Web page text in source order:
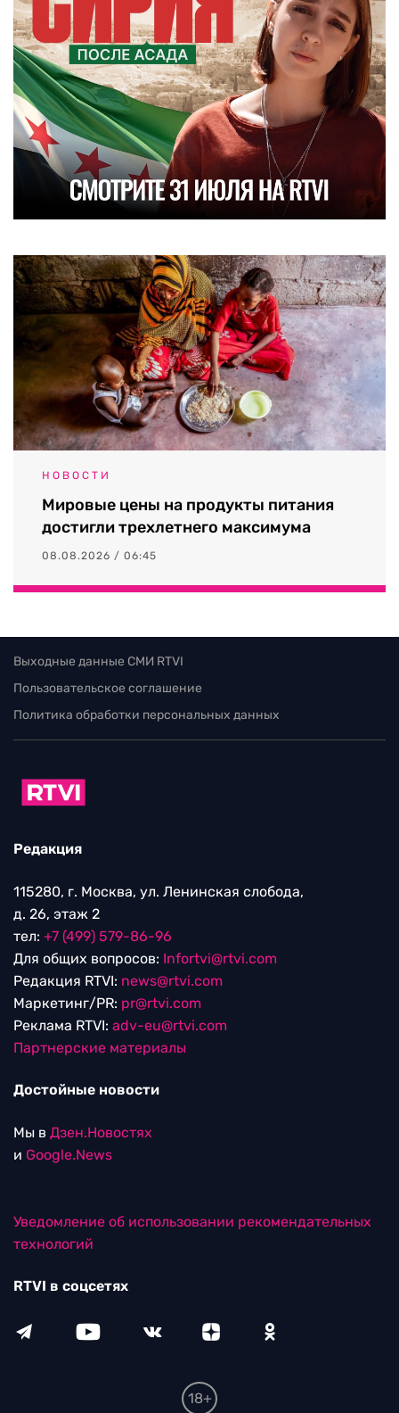
НОВОСТИ
Мировые цены на продукты питания
достигли трехлетнего максимума
08.08.2026 / 06:45
Выходные данные СМИ RTVI
Пользовательское соглашение
Политика обработки персональных данных
Редакция
115280, г. Москва, ул. Ленинская слобода,
д. 26, этаж 2
тел: +7 (499) 579-86-96
Для общих вопросов: Infortvi@rtvi.com
Редакция RTVI: news@rtvi.com
Маркетинг/PR: pr@rtvi.com
Реклама RTVI: adv-eu@rtvi.com
Партнерские материалы
Достойные новости
Мы в Дзен.Новостях
и Google.News
Уведомление об использовании рекомендательных
технологий
RTVI в соцсетях
18+